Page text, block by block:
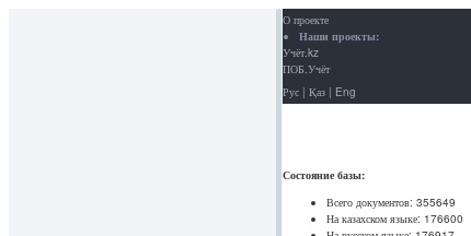
О проекте
Наши проекты:
Учёт.kz
ПОБ.Учёт
Рус | Қаз | Eng
Состояние базы:
Всего документов: 355649
На казахском языке: 176600